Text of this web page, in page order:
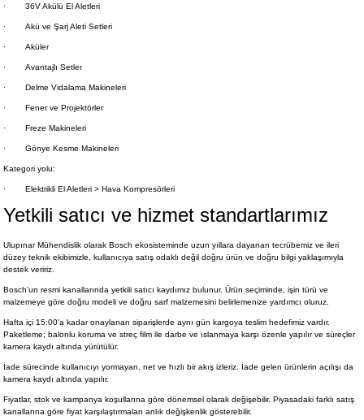
· 36V Akülü El Aletleri
· Akü ve Şarj Aleti Setleri
· Aküler
· Avantajlı Setler
· Delme Vidalama Makineleri
· Fener ve Projektörler
· Freze Makineleri
· Gönye Kesme Makineleri
Kategori yolu:
· Elektrikli El Aletleri > Hava Kompresörleri
Yetkili satıcı ve hizmet standartlarımız
Ulupınar Mühendislik olarak Bosch ekosisteminde uzun yıllara dayanan tecrübemiz ve ileri
düzey teknik ekibimizle, kullanıcıya satış odaklı değil doğru ürün ve doğru bilgi yaklaşımıyla
destek veririz.
Bosch'un resmi kanallarında yetkili satıcı kaydımız bulunur. Ürün seçiminde, işin türü ve
malzemeye göre doğru modeli ve doğru sarf malzemesini belirlemenize yardımcı oluruz.
Hafta içi 15:00'a kadar onaylanan siparişlerde aynı gün kargoya teslim hedefimiz vardır.
Paketleme; balonlu koruma ve streç film ile darbe ve ıslanmaya karşı özenle yapılır ve süreçler
kamera kaydı altında yürütülür.
İade sürecinde kullanıcıyı yormayan, net ve hızlı bir akış izleriz. İade gelen ürünlerin açılışı da
kamera kaydı altında yapılır.
Fiyatlar, stok ve kampanya koşullarına göre dönemsel olarak değişebilir. Piyasadaki farklı satış
kanallarına göre fiyat karşılaştırmaları anlık değişkenlik gösterebilir.